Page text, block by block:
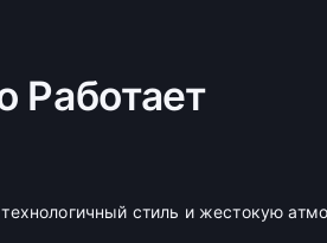
Работает
стиль и жестокую